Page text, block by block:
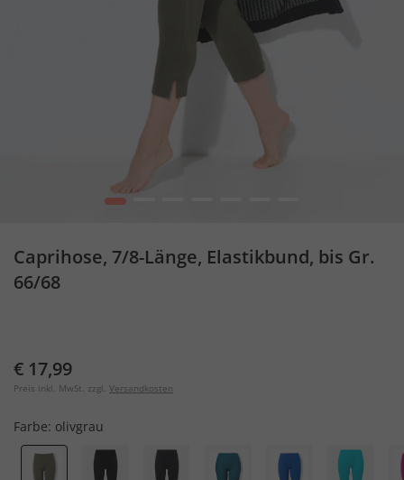
1
Caprihose, 7/8-Länge, Elastikbund, bis Gr.
66/68
€ 17,99
Preis inkl. MwSt. zzgl. Versandkosten
Farbe: olivgrau